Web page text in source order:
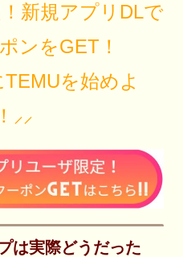
新規アプリDLで
ンをGET！
を始めよ
⸝⸝
は実際どうだった